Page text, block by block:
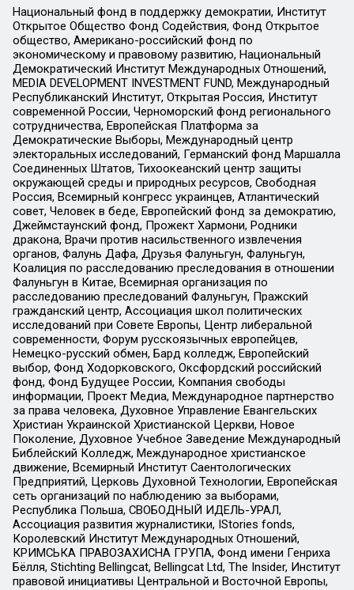
Национальный фонд в поддержку демократии, Институт
Открытое Общество Фонд Содействия, Фонд Открытое
общество, Американо-российский фонд по
экономическому и правовому развитию, Национальный
Демократический Институт Международных Отношений,
MEDIA DEVELOPMENT INVESTMENT FUND, Международный
Республиканский Институт, Открытая Россия, Институт
современной России, Черноморский фонд регионального
сотрудничества, Европейская Платформа за
Демократические Выборы, Международный центр
электоральных исследований, Германский фонд Маршалла
Соединенных Штатов, Тихоокеанский центр защиты
окружающей среды и природных ресурсов, Свободная
Россия, Всемирный конгресс украинцев, Атлантический
совет, Человек в беде, Европейский фонд за демократию,
Джеймстаунский фонд, Прожект Хармони, Родники
дракона, Врачи против насильственного извлечения
органов, Фалунь Дафа, Друзья Фалуньгун, Фалуньгун,
Коалиция по расследованию преследования в отношении
Фалуньгун в Китае, Всемирная организация по
расследованию преследований Фалуньгун, Пражский
гражданский центр, Ассоциация школ политических
исследований при Совете Европы, Центр либеральной
современности, Форум русскоязычных европейцев,
Немецко-русский обмен, Бард колледж, Европейский
выбор, Фонд Ходорковского, Оксфордский российский
фонд, Фонд Будущее России, Компания свободы
информации, Проект Медиа, Международное партнерство
за права человека, Духовное Управление Евангельских
Христиан Украинской Христианской Церкви, Новое
Поколение, Духовное Учебное Заведение Международный
Библейский Колледж, Международное христианское
движение, Всемирный Институт Саентологических
Предприятий, Церковь Духовной Технологии, Европейская
сеть организаций по наблюдению за выборами,
Республика Польша, СВОБОДНЫЙ ИДЕЛЬ-УРАЛ,
Ассоциация развития журналистики, IStories fonds,
Королевский Институт Международных Отношений,
КРИМСЬКА ПРАВОЗАХИСНА ГРУПА, Фонд имени Генриха
Бёлля, Stichting Bellingcat, Bellingcat Ltd, The Insider, Институт
правовой инициативы Центральной и Восточной Европы,